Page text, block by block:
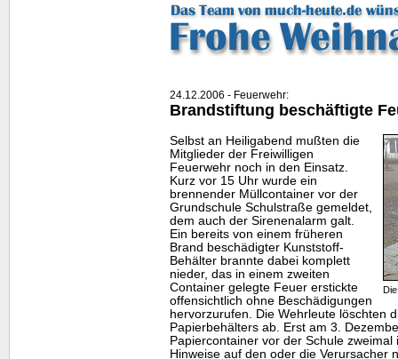
24.12.2006 - Feuerwehr:
Brandstiftung beschäftigte
Selbst an Heiligabend mußten die
Mitglieder der Freiwilligen
Feuerwehr noch in den Einsatz.
Kurz vor 15 Uhr wurde ein
brennender Müllcontainer vor der
Grundschule Schulstraße gemeldet,
dem auch der Sirenenalarm galt.
Ein bereits von einem früheren
Brand beschädigter Kunststoff-
Behälter brannte dabei komplett
nieder, das in einem zweiten
Container gelegte Feuer erstickte
offensichtlich ohne Beschädigungen
hervorzurufen. Die Wehrleute löschten
Papierbehälters ab. Erst am 3.
Papiercontainer vor der Schule
Hinweise auf den oder die Verursacher